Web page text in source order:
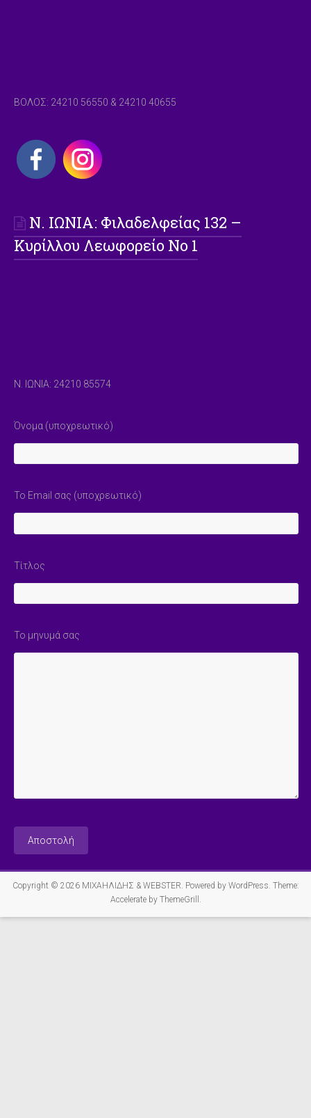
ΒΟΛΟΣ: 24210 56550 & 24210 40655
Ν. ΙΩΝΙΑ: Φιλαδελφείας 132 –
Κυρίλλου Λεωφορείο Νο 1
Ν. ΙΩΝΙΑ: 24210 85574
Όνομα (υποχρεωτικό)
Το Email σας (υποχρεωτικό)
Τίτλος
Το μηνυμά σας
Copyright © 2026 ΜΙΧΑΗΛΙΔΗΣ & WEBSTER. Powered by WordPress. Theme:
Accelerate by ThemeGrill .